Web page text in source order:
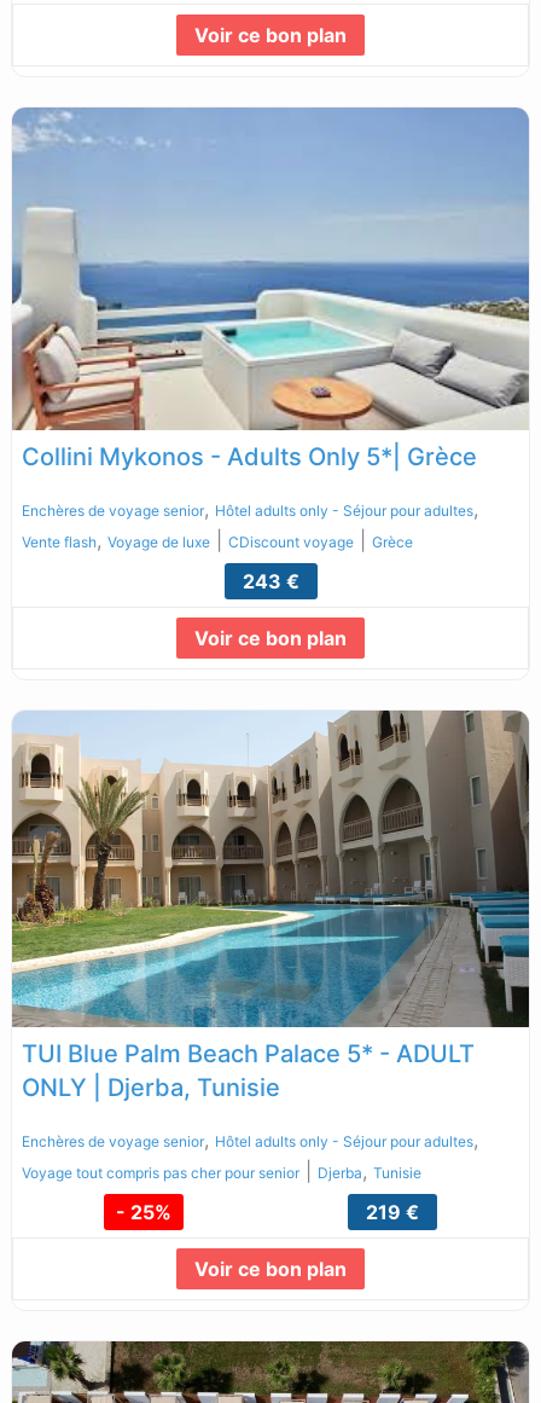
Voir ce bon plan
Lire la suite...
Collini Mykonos - Adults Only 5*| Grèce
Enchères de voyage senior, Hôtel adults only - Séjour pour adultes,
Vente flash, Voyage de luxe| CDiscount voyage| Grèce
243 €
Voir ce bon plan
Lire la suite...
TUI Blue Palm Beach Palace 5* - ADULT
ONLY | Djerba, Tunisie
Enchères de voyage senior, Hôtel adults only - Séjour pour adultes,
Voyage tout compris pas cher pour senior| Djerba, Tunisie
- 25% 219 €
Voir ce bon plan
Lire la suite...